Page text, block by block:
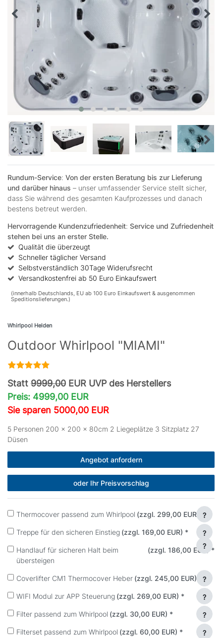
Rundum-Service: Von der ersten Beratung bis zur Lieferung
und darüber hinaus – unser umfassender Service stellt sicher,
dass Sie während des gesamten Kaufprozesses und danach
bestens betreut werden.
Hervorragende Kundenzufriedenheit: Service und Zufriedenheit
stehen bei uns an erster Stelle.
Qualität die überzeugt
Schneller täglicher Versand
Selbstverständlich 30Tage Widerufsrecht
Versandkostenfrei ab 50 Euro Einkaufswert
(innerhalb Deutschlands, EU ab 100 Euro Einkaufswert & ausgenommen
Speditionslieferungen.)
Whirlpool Helden
Outdoor Whirlpool "MIAMI"
Statt 9999,00 EUR UVP des Herstellers
Preis: 4999,00 EUR
Sie sparen 5000,00 EUR
5 Personen 200 × 200 x 80cm 2 Liegeplätze 3 Sitzplatz 27
Düsen
Angebot anfordern
oder Ihr Preisvorschlag
Thermocover passend zum Whirlpool (zzgl. 299,00 EUR) *?
Treppe für den sicheren Einstieg (zzgl. 169,00 EUR) * ?
Handlauf für sicheren Halt beim
übersteigen
(zzgl. 186,00 EUR)*
?
Coverlifter CM1 Thermocover Heber (zzgl. 245,00 EUR) ?
WIFI Modul zur APP Steuerung (zzgl. 269,00 EUR) * ?
Filter passend zum Whirlpool (zzgl. 30,00 EUR) * ?
Filterset passend zum Whirlpool (zzgl. 60,00 EUR) * ?